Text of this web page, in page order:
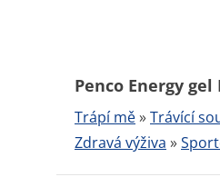
Penco Energy
Trápí mě»Trávící
Zdravá výživa »